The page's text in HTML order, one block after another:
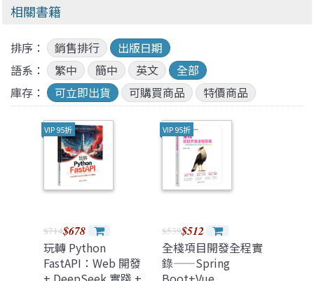
相關書籍
排序： 銷售排行
出版日期
語系：
繁中 簡中 英文
全部
庫存：
可立即出貨 可購買商品 特價商品
VIP 95折
$714$678
玩轉 Python
FastAPI：Web 開發
VIP 95折
$539$512
全棧項目開發全程實
錄——Spring